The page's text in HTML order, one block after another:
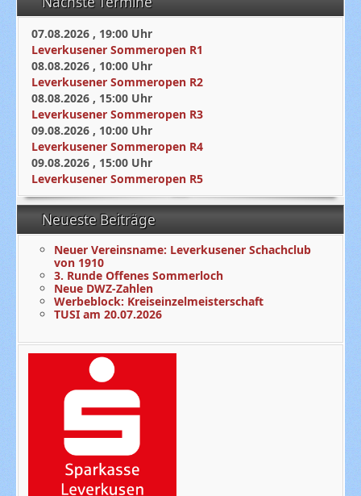
07.08.2026 , 19:00 Uhr
Leverkusener Sommeropen R1
08.08.2026 , 10:00 Uhr
Leverkusener Sommeropen R2
08.08.2026 , 15:00 Uhr
Leverkusener Sommeropen R3
09.08.2026 , 10:00 Uhr
Leverkusener Sommeropen R4
09.08.2026 , 15:00 Uhr
Leverkusener Sommeropen R5
Neueste Beiträge
Neuer Vereinsname: Leverkusener Schachclub
von 1910
3. Runde Offenes Sommerloch
Neue DWZ-Zahlen
Werbeblock: Kreiseinzelmeisterschaft
TUSI am 20.07.2026